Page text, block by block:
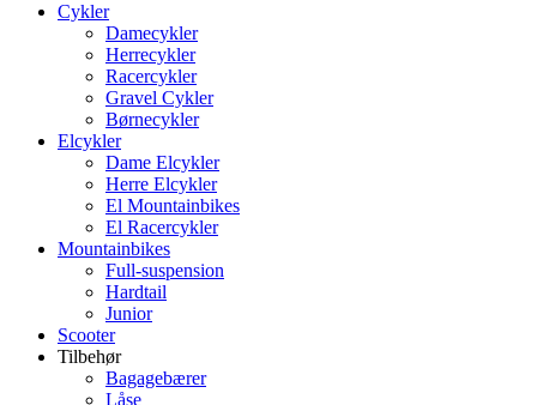
Cykler
Damecykler
Herrecykler
Racercykler
Gravel Cykler
Børnecykler
Elcykler
Dame Elcykler
Herre Elcykler
El Mountainbikes
El Racercykler
Mountainbikes
Full-suspension
Hardtail
Junior
Scooter
Tilbehør
Bagagebærer
Låse